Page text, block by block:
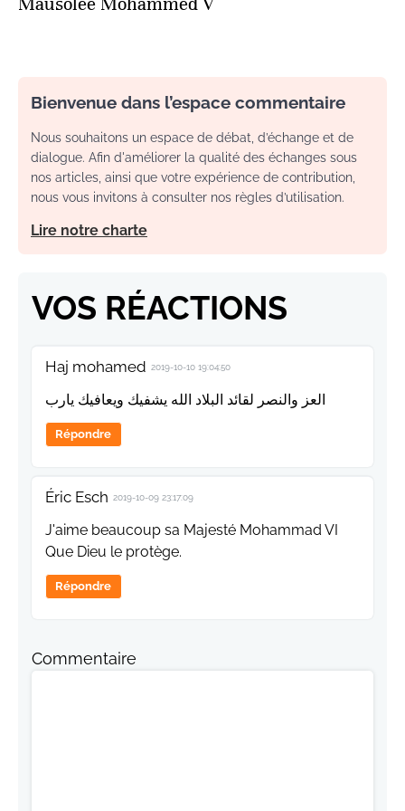
Bienvenue dans l’espace commentaire
Nous souhaitons un espace de débat, d’échange et de
dialogue. Afin d'améliorer la qualité des échanges sous
nos articles, ainsi que votre expérience de contribution,
nous vous invitons à consulter nos règles d’utilisation.
Lire notre charte
VOS RÉACTIONS
Haj mohamed 2019-10-10 19:04:50
العز والنصر لقائد البلاد الله يشفيك ويعافيك يارب
Répondre
Éric Esch 2019-10-09 23:17:09
J'aime beaucoup sa Majesté Mohammad VI
Que Dieu le protège.
Répondre
Commentaire